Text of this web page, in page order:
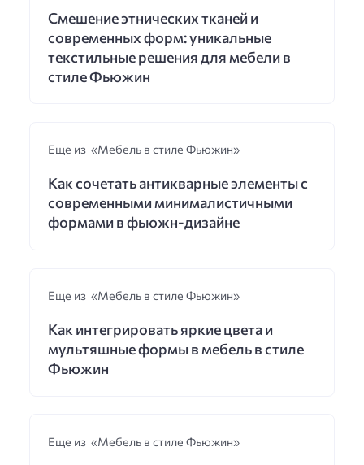
Смешение этнических тканей и
современных форм: уникальные
текстильные решения для мебели в
стиле Фьюжин
Еще из «Мебель в стиле Фьюжин»
Как сочетать антикварные элементы с
современными минималистичными
формами в фьюжн-дизайне
Еще из «Мебель в стиле Фьюжин»
Как интегрировать яркие цвета и
мультяшные формы в мебель в стиле
Фьюжин
Еще из «Мебель в стиле Фьюжин»